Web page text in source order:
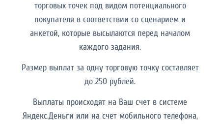
торговых точек под видом потенциального
покупателя в соответствии со сценарием и
анкетой, которые высылаются перед началом
каждого задания.
Размер выплат за одну торговую точку составляет
до 250 рублей.
Выплаты происходят на Ваш счет в системе
Яндекс.Деньги или на счет мобильного телефона,